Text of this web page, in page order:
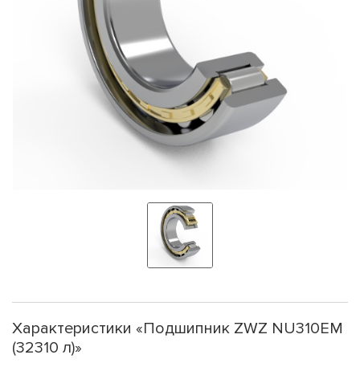
Характеристики «Подшипник ZWZ NU310EM
(32310 л)»